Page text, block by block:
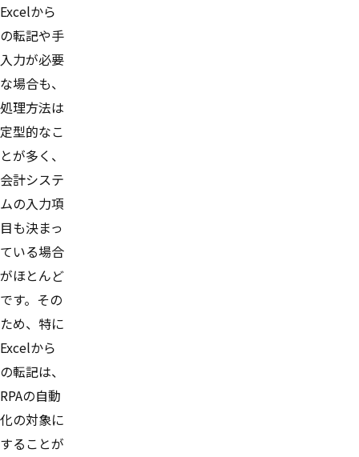
Excelから
の転記や手
入力が必要
な場合も、
処理方法は
定型的なこ
とが多く、
会計システ
ムの入力項
目も決まっ
ている場合
がほとんど
です。その
ため、特に
Excelから
の転記は、
RPAの自動
化の対象に
することが